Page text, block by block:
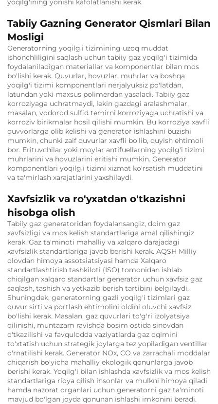
yoqilg'ining yonishi kafolatlanishi kerak.
Tabiiy Gazning Generator Qismlari Bilan
Mosligi
Generatorning yoqilg'i tizimining uzoq muddat
ishonchliligini saqlash uchun tabiiy gaz yoqilg'i tizimida
foydalaniladigan materiallar va komponentlar bilan mos
bo'lishi kerak. Quvurlar, hovuzlar, muhrlar va boshqa
yoqilg'i tizimi komponentlari nerjalyuksiz po'latdan,
latundan yoki maxsus polimerdan yasaladi. Tabiiy gaz
korroziyaga uchratmaydi, lekin gazdagi aralashmalar,
masalan, vodorod sulfid temirni korroziyaga uchratishi va
korroziv birikmalar hosil qilishi mumkin. Bu korroziya xavfli
quvvorlarga olib kelishi va generator ishlashini buzishi
mumkin, chunki zaif quvurlar xavfli bo'lib, quyish ehtimoli
bor. Erituvchilar yoki moylar antifuellarning yoqilg'i tizimi
muhrlarini va hovuzlarini eritishi mumkin. Generator
komponentlari yoqilg'i tizimi xizmat ko'rsatish muddatini
va ta'mirlash xarajatlarini yaxshilaydi.
Xavfsizlik va ro'yxatdan o'tkazishni
hisobga olish
Tabiiy gaz generatoridan foydalansangiz, doim gaz
xavfsizligi va mos kelish standartlariga amal qilishingiz
kerak. Gaz ta'minoti mahalliy va xalqaro darajadagi
xavfsizlik standartlariga javob berishi kerak. AQSH Milliy
olovdan himoya assotsiatsiyasi hamda Xalqaro
standartlashtirish tashkiloti (ISO) tomonidan ishlab
chiqilgan xalqaro standartlar generator uchun xavfsiz gaz
saqlash, tashish va yetkazib berish tartibini belgilaydi.
Shuningdek, generatorning gazli yoqilg'i tizimlari gaz
quvur sirti va portlash ehtimolini oldini oluvchi xavfsiz
bo'lishi kerak. Masalan, gaz quvurlari to'g'ri izolyatsiya
qilinishi, muntazam ravishda bosim ostida sinovdan
o'tkazilishi va favqulodda vaziyatlarda gaz oqimini
to'xtatish uchun strategik joylarga tez yopiladigan ventillar
o'rnatilishi kerak. Generator NOx, CO va zarrachali moddalar
chiqarish bo'yicha mahalliy ekologik qonunlarga javob
berishi kerak. Yoqilg'i bilan ishlashda xavfsizlik va mos kelish
standartlariga rioya qilish insonlar va mulkni himoya qiladi
hamda nazorat organlari uchun generatorni gaz ta'minoti
mavjud bo'lgan joyda qonunan ishlashi imkonini beradi.